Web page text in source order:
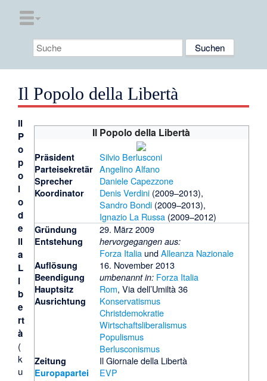
Il Popolo della Libertà
Il Popolo della Libertà
Präsident Silvio Berlusconi
Parteisekretär Angelino Alfano
Sprecher Daniele Capezzone
Koordinator Denis Verdini(2009–2013),
Sandro Bondi(2009–2013),
Ignazio La Russa(2009–2012)
Gründung 29. März 2009
Entstehung hervorgegangen aus:
Forza ItaliaundAlleanza Nazionale
Auflösung 16. November 2013
Beendigung umbenannt in: Forza Italia
Hauptsitz Rom, Via dell’Umiltà 36
Ausrichtung
Konservatismus
Christdemokratie
Wirtschaftsliberalismus
Populismus
Berlusconismus
Zeitung Il Giornale della Libertà
Europapartei EVP
Il
P
o
p
o
l
o
d
e
ll
a
L
i
b
e
rt
à
(
k
u